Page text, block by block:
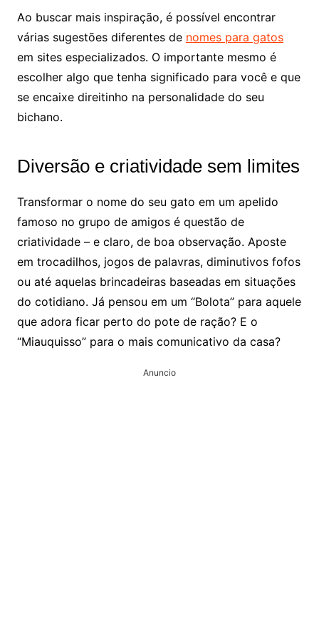
Ao buscar mais inspiração, é possível encontrar
várias sugestões diferentes de nomes para gatos
em sites especializados. O importante mesmo é
escolher algo que tenha significado para você e que
se encaixe direitinho na personalidade do seu
bichano.
Diversão e criatividade sem limites
Transformar o nome do seu gato em um apelido
famoso no grupo de amigos é questão de
criatividade – e claro, de boa observação. Aposte
em trocadilhos, jogos de palavras, diminutivos fofos
ou até aquelas brincadeiras baseadas em situações
do cotidiano. Já pensou em um “Bolota” para aquele
que adora ficar perto do pote de ração? E o
“Miauquisso” para o mais comunicativo da casa?
Anuncio